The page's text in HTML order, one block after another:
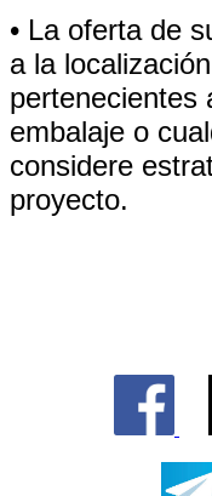
• La oferta de
a la
pertenecientes
embalaje o
considere
proyecto.